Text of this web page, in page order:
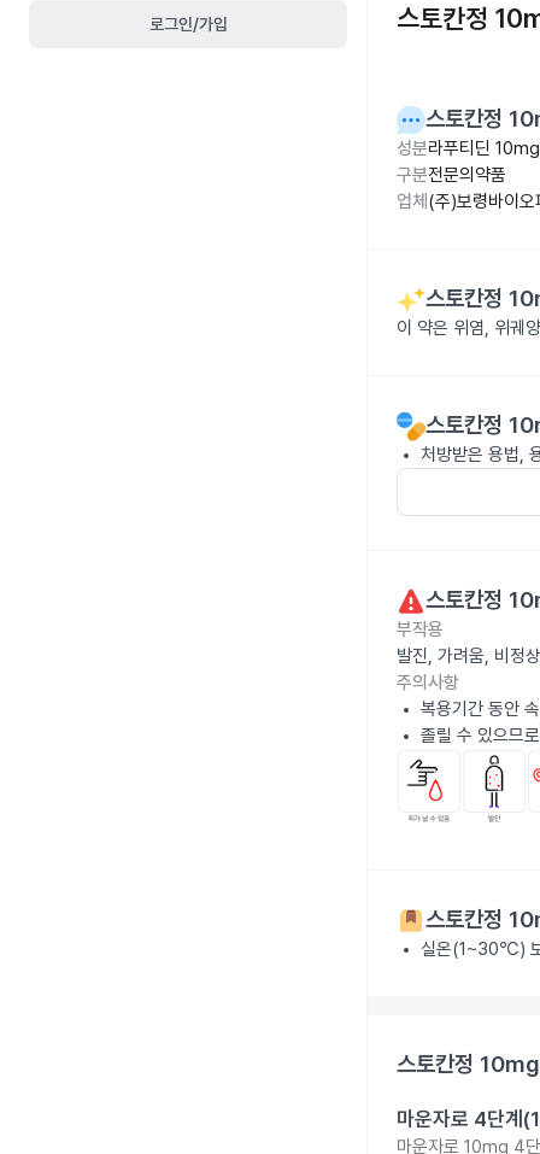
로그인/가입 스토칸정
스토칸정
성분라푸티딘 10mg
구분전문의약품
업체 (주)보령바이오
스토칸정
이 약은 위염, 위궤
스토칸정
처방받은 용법,
스토칸정
부작용
발진, 가려움, 비정
주의사항
복용기간 동안
졸릴 수 있으므
스토칸정
실온(1~30℃)
스토칸정 10mg
마운자로 4단계
마운자로 10mg 4